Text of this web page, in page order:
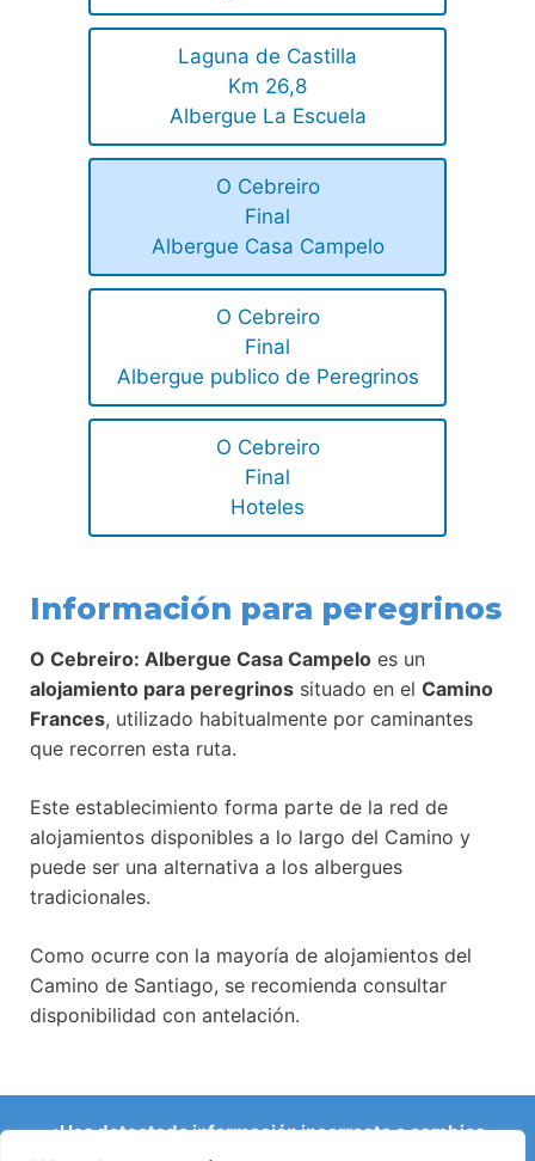
Laguna de Castilla
Km 26,8
Albergue La Escuela
O Cebreiro
Final
Albergue Casa Campelo
O Cebreiro
Final
Albergue publico de Peregrinos
O Cebreiro
Final
Hoteles
Información para peregrinos
O Cebreiro: Albergue Casa Campelo es un
alojamiento para peregrinos situado en el Camino
Frances, utilizado habitualmente por caminantes
que recorren esta ruta.
Este establecimiento forma parte de la red de
alojamientos disponibles a lo largo del Camino y
puede ser una alternativa a los albergues
tradicionales.
Como ocurre con la mayoría de alojamientos del
Camino de Santiago, se recomienda consultar
disponibilidad con antelación.
¿Has detectado información incorrecta o cambios